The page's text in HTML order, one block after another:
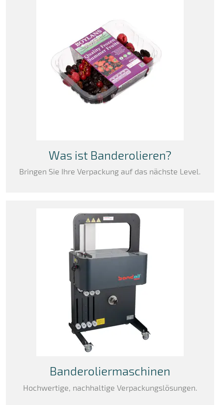
Was ist Banderolieren?
Bringen Sie Ihre Verpackung auf das nächste Level.
Banderoliermaschinen
Hochwertige, nachhaltige Verpackungslösungen.